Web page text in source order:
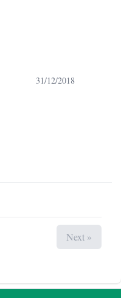
31/12/2018
Next »